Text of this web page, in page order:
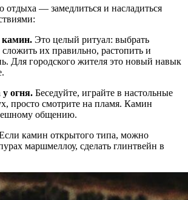
отдыха — замедлиться и насладиться
камин. Это целый ритуал: выбрать
их правильно, растопить и
Для городского жителя это новый навык
у огня. Беседуйте, играйте в настольные
просто смотрите на пламя. Камин
общению.
камин открытого типа, можно
маршмеллоу, сделать глинтвейн в